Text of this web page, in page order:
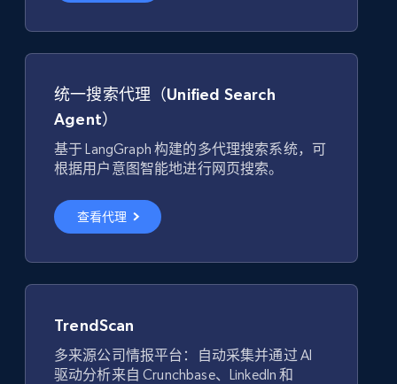
统一搜索代理（Unified Search
Agent）
基于 LangGraph 构建的多代理搜索系统，可
根据用户意图智能地进行网页搜索。
查看代理
TrendScan
多来源公司情报平台：自动采集并通过 AI
驱动分析来自 Crunchbase、LinkedIn 和